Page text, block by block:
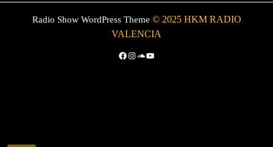
Radio Show WordPress Theme © 2025 HKM RADIO
VALENCIA
Facebook
Instagram
SoundCloud
YouTube